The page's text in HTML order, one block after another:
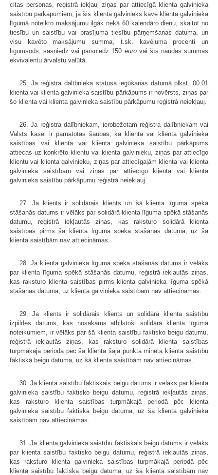
citas personas, reģistrā iekļauj ziņas par attiecīgā klienta galvinieka
saistību pārkāpumiem, ja šis klienta galvinieks kavē klienta galvinieka
līgumā noteikto maksājumu ilgāk nekā 60 kalendāro dienu, skaitot no
tiesību un saistību vai prasījuma tiesību pārņemšanas datuma, un
visu kavēto maksājumu summa, t.sk. kavējuma procenti un
līgumsods, sasniedz vai pārsniedz 150 eurovai šīs naudas summas
ekvivalentu ārvalstu valūtā.
25. Ja reģistra dalībnieka statusa iegūšanas datumā plkst. 00.01
klienta vai klienta galvinieka saistību pārkāpums ir novērsts, ziņas par
šo klienta vai klienta galvinieka saistību pārkāpumu reģistrā neiekļauj.
26. Ja reģistra dalībniekam, ierobežotam reģistra dalībniekam vai
Valsts kasei ir pamatotas šaubas, ka klienta vai klienta galvinieka
saistības vai klienta vai klienta galvinieka saistību pārkāpums
attiecas uz konkrēto klientu vai klienta galvinieku, ziņas par attiecīgo
klientu vai klienta galvinieku, ziņas par attiecīgajām klienta vai klienta
galvinieka saistībām vai ziņas par attiecīgo klienta vai klienta
galvinieka saistību pārkāpumu reģistrā neiekļauj.
27. Ja klients ir solidārais klients un šā klienta līguma spēkā
stāšanās datums ir vēlāks par solidārā klienta līguma spēkā stāšanās
datumu, reģistrā iekļautās ziņas, kas raksturo solidārā klienta
saistības pirms šā klienta līguma spēkā stāšanās datuma, uz šā
klienta saistībām nav attiecināmas.
28. Ja klienta galvinieka līguma spēkā stāšanās datums ir vēlāks
par klienta līguma spēkā stāšanās datumu, reģistrā iekļautās ziņas,
kas raksturo klienta saistības pirms klienta galvinieka līguma spēkā
stāšanās datuma, uz klienta galvinieka saistībām nav attiecināmas.
29. Ja klients ir solidārais klients un solidārā klienta saistību
izpildes datums, kas nosakāms atbilstoši solidārā klienta līguma
noteikumiem, ir vēlāks par šā klienta saistību faktisko beigu datumu,
reģistrā iekļautās ziņas, kas raksturo solidārā klienta saistības
turpmākajā periodā pēc šā klienta šajā punktā minētā klienta saistību
faktiskā beigu datuma, uz šā klienta saistībām nav attiecināmas.
30. Ja klienta saistību faktiskais beigu datums ir vēlāks par klienta
galvinieka saistību faktisko beigu datumu, reģistrā iekļautās ziņas,
kas raksturo klienta saistības turpmākajā periodā pēc klienta
galvinieka saistību faktiskā beigu datuma, uz šā klienta galvinieka
saistībām nav attiecināmas.
31. Ja klienta galvinieka saistību faktiskais beigu datums ir vēlāks
par klienta saistību faktisko beigu datumu, reģistrā iekļautās ziņas,
kas raksturo klienta galvinieka saistības turpmākajā periodā pēc
klienta saistību faktiskā beigu datuma, uz šā klienta saistībām nav